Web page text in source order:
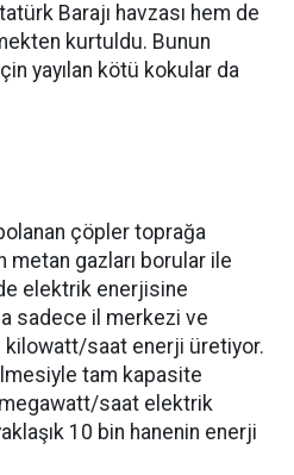
Barajı havzası hem de
kurtuldu. Bunun
yayılan kötü kokular da
çöpler toprağa
metan gazları borular ile
elektrik enerjisine
sadece il merkezi ve
kilowatt/saat enerji üretiyor.
tam kapasite
saat elektrik
10 bin hanenin enerji